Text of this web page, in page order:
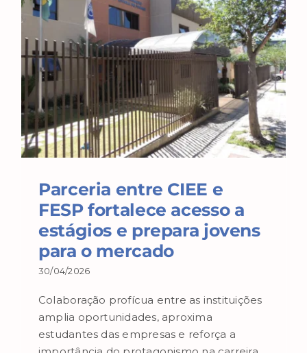
Parceria entre CIEE e
FESP fortalece acesso a
estágios e prepara jovens
para o mercado
30/04/2026
Colaboração profícua entre as instituições
amplia oportunidades, aproxima
estudantes das empresas e reforça a